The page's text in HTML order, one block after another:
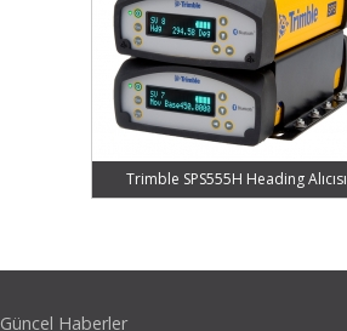
Trimble SPS555H Heading Alıcısı
Güncel Haberler